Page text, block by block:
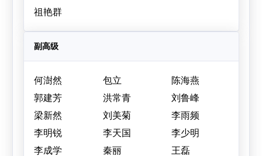
祖艳群
副高级
何澍然 包立
陈海燕
郭建芳
洪常青
刘鲁峰
梁新然
刘美菊
李雨频
李明锐
李天国
李少明
李成学
秦丽
王磊